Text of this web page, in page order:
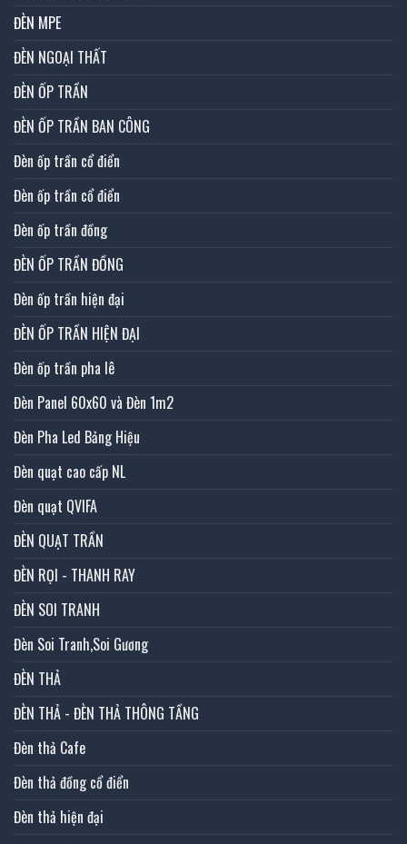
ĐÈN MPE
ĐÈN NGOẠI THẤT
ĐÈN ỐP TRẦN
ĐÈN ỐP TRẦN BAN CÔNG
Đèn ốp trần cổ điển
Đèn ốp trần cổ điển
Đèn ốp trần đồng
ĐÈN ỐP TRẦN ĐỒNG
Đèn ốp trần hiện đại
ĐÈN ỐP TRẦN HIỆN ĐẠI
Đèn ốp trần pha lê
Đèn Panel 60x60 và Đèn 1m2
Đèn Pha Led Bảng Hiệu
Đèn quạt cao cấp NL
Đèn quạt QVIFA
ĐÈN QUẠT TRẦN
ĐÈN RỌI - THANH RAY
ĐÈN SOI TRANH
Đèn Soi Tranh,Soi Gương
ĐÈN THẢ
ĐÈN THẢ - ĐÈN THẢ THÔNG TẦNG
Đèn thả Cafe
Đèn thả đồng cổ điển
Đèn thả hiện đại